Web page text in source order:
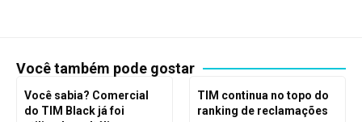
Você também pode gostar
Você sabia? Comercial
do TIM Black já foi
TIM continua no topo do
ranking de reclamações